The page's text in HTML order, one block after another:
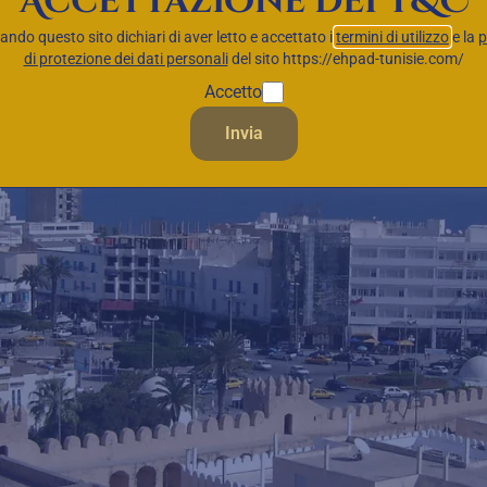
questo sito dichiari di aver letto e accettato itermini di utilizzoe la
di protezione dei dati personalidel sito https://ehpad-tunisie.com/
Accetto
Invia